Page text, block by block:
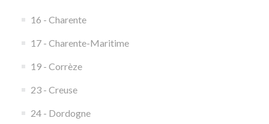
16 - Charente
17 - Charente-Maritime
19 - Corrèze
23 - Creuse
24 - Dordogne